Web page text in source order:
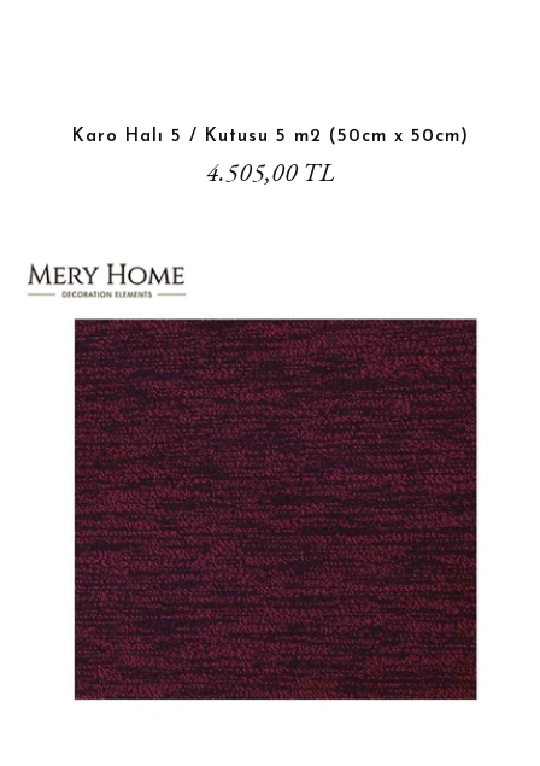
Karo Halı 5 / Kutusu 5 m2 (50cm x 50cm)
4.505,00 TL